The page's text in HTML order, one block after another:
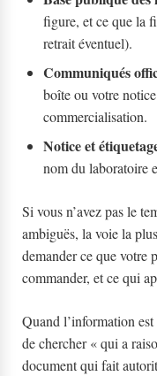
figure, et ce que la
retrait éventuel).
Communiqués
boîte ou votre
commercialisation.
Notice et
nom du laboratoire
Si vous n’avez pas le
ambiguës, la voie la
demander ce que votre
commander, et ce qui
Quand l’information
de chercher « qui a
document qui fait